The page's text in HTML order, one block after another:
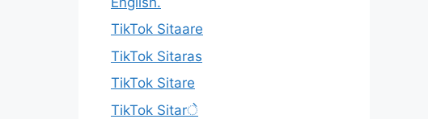
TikTok Sitaare
TikTok Sitaras
TikTok Sitare
TikTok Sitarे